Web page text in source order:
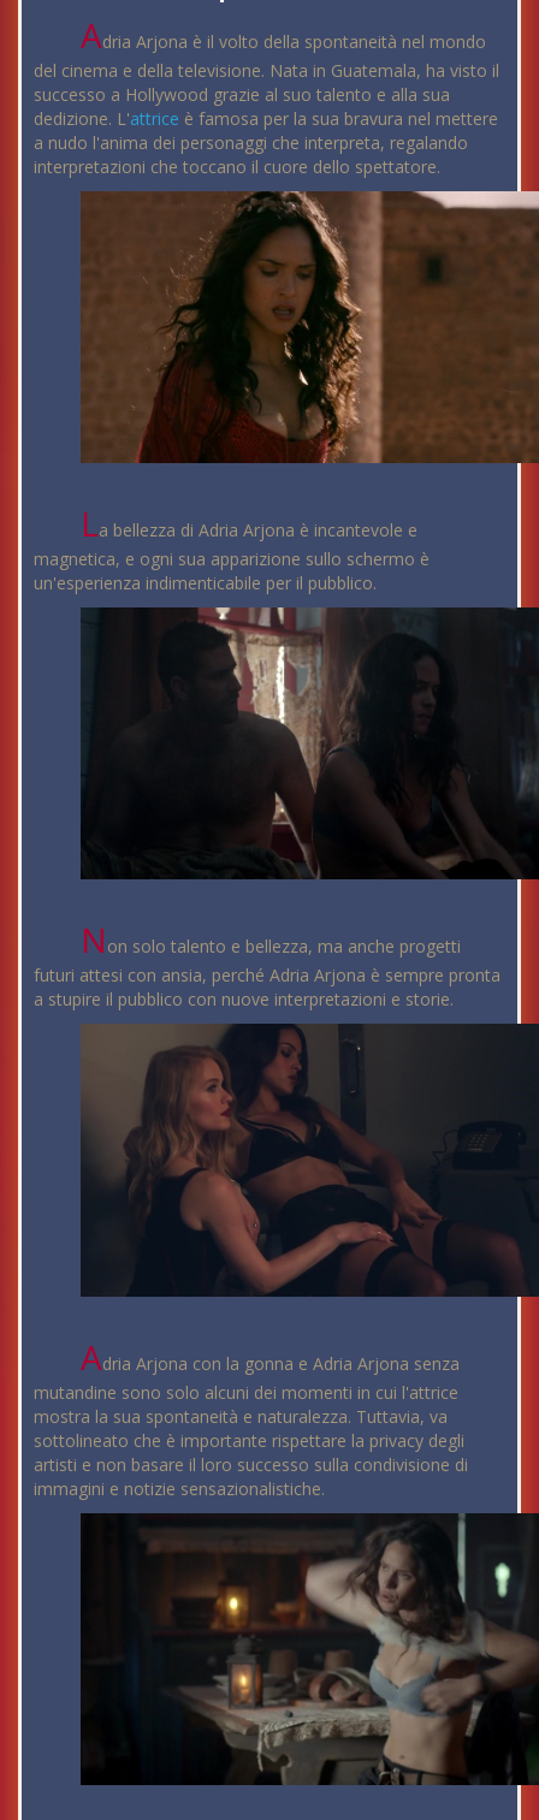
Adria Arjona è il volto della spontaneità nel mondo
del cinema e della televisione. Nata in Guatemala, ha visto il
successo a Hollywood grazie al suo talento e alla sua
dedizione. L'attrice è famosa per la sua bravura nel mettere
a nudo l'anima dei personaggi che interpreta, regalando
interpretazioni che toccano il cuore dello spettatore.
La bellezza di Adria Arjona è incantevole e
magnetica, e ogni sua apparizione sullo schermo è
un'esperienza indimenticabile per il pubblico.
N on solo talento e bellezza, ma anche progetti
futuri attesi con ansia, perché Adria Arjona è sempre pronta
a stupire il pubblico con nuove interpretazioni e storie.
Adria Arjona con la gonna e Adria Arjona senza
mutandine sono solo alcuni dei momenti in cui l'attrice
mostra la sua spontaneità e naturalezza. Tuttavia, va
sottolineato che è importante rispettare la privacy degli
artisti e non basare il loro successo sulla condivisione di
immagini e notizie sensazionalistiche.